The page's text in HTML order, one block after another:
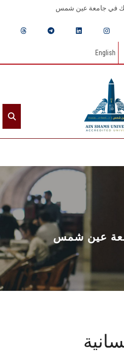
بك في جامعة عين شمس
English
الرئيسيـة
عن الجامعة
القطاعـات
الشئون الأكاديمية
البحث العلمي
عين شمس